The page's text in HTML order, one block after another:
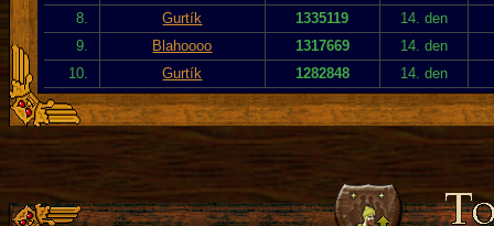
8.
Gurtík 1335119
14. den
9.
Blahoooo 1317669
14. den
10.
Gurtík 1282848 14. den